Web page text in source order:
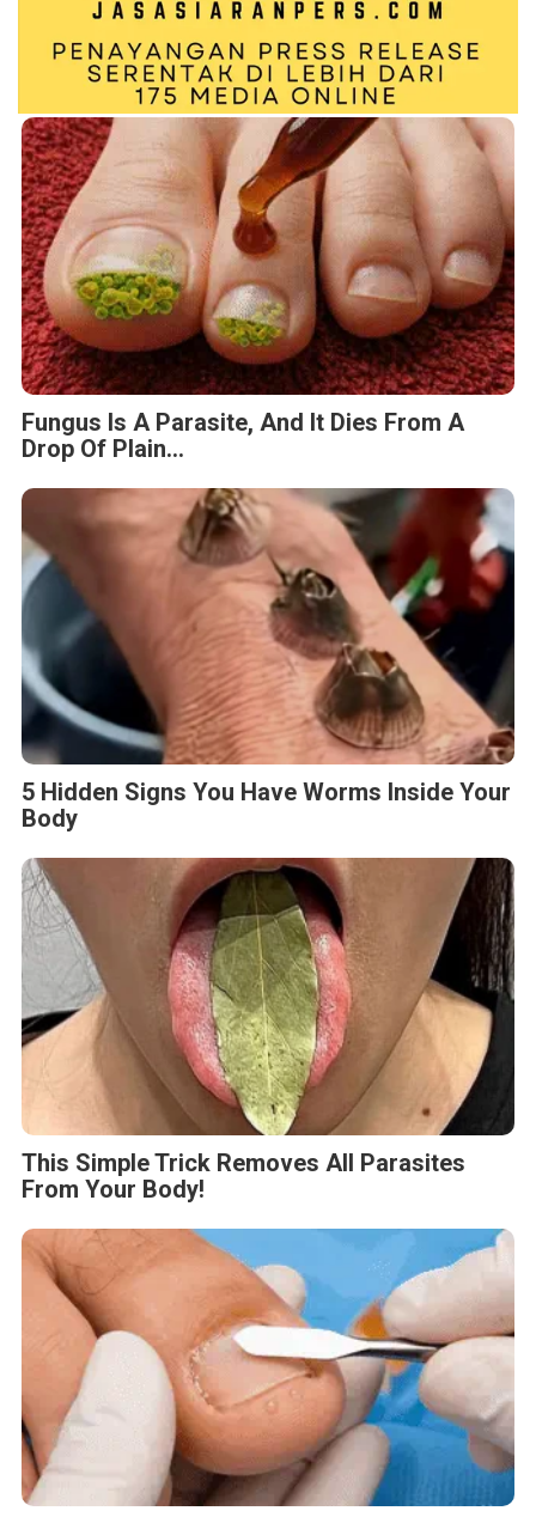
Fungus Is A Parasite, And It Dies From A
Drop Of Plain...
5 Hidden Signs You Have Worms Inside Your
Body
This Simple Trick Removes All Parasites
From Your Body!